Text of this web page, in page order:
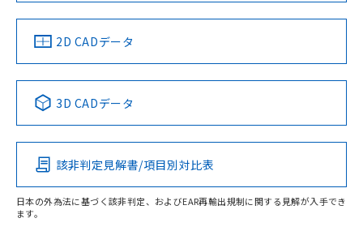
中国 RoHS 注意事項・凡例
Pb Hg Cd Cr(VI)
O
2D CADデータ
3D CADデータ
該非判定見解書/項目別対比表
日本の外為法に基づく該非判定、およびEAR再輸出規制に関する見解が入手でき
ます。